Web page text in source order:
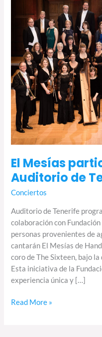
El Mesías
Auditorio de
Conciertos
Auditorio de Tenerife
colaboración con
personas provenientes de
cantarán El Mesías de
coro de The Sixteen, bajo
Esta iniciativa de la
experiencia única y […]
Tenerife
Read More »